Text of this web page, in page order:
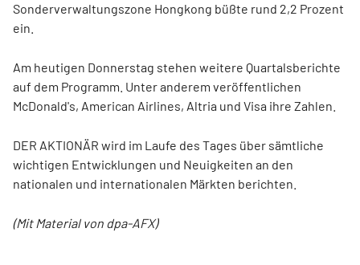
Sonderverwaltungszone Hongkong büßte rund 2,2 Prozent
ein.
Am heutigen Donnerstag stehen weitere Quartalsberichte
auf dem Programm. Unter anderem veröffentlichen
McDonald's, American Airlines, Altria und Visa ihre Zahlen.
DER AKTIONÄR wird im Laufe des Tages über sämtliche
wichtigen Entwicklungen und Neuigkeiten an den
nationalen und internationalen Märkten berichten.
(Mit Material von dpa-AFX)